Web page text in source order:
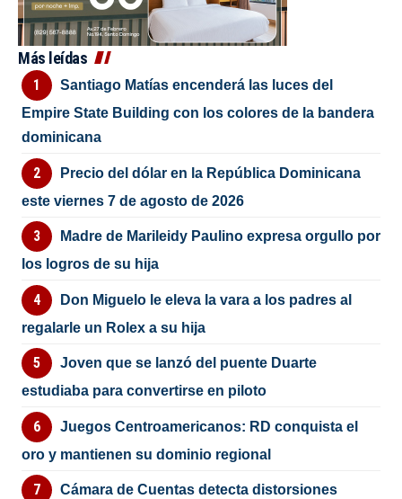
Más leídas
Santiago Matías encenderá las luces del
Empire State Building con los colores de la bandera
dominicana
Precio del dólar en la República Dominicana
este viernes 7 de agosto de 2026
Madre de Marileidy Paulino expresa orgullo por
los logros de su hija
Don Miguelo le eleva la vara a los padres al
regalarle un Rolex a su hija
Joven que se lanzó del puente Duarte
estudiaba para convertirse en piloto
Juegos Centroamericanos: RD conquista el
oro y mantienen su dominio regional
Cámara de Cuentas detecta distorsiones